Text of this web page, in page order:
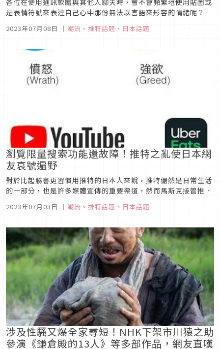
各位在使用通訊軟體與其他人聊天時，會不會頻繁地使用貼圖或
是表情符號來表達自己心中那份無法以言語來形容的情緒呢？
2023年07月08日 ｜ 潮流 、 推特話題 、 日本話題
瀏覽限量搜索功能還故障！推特之亂使日本網
友哀號遍野
對於比起臉書更習慣用推特的日本人來說，推特儼然是日常生活
的一部分，也是許多媒體宣傳的重要渠道，然而馬斯克接管推特
了限制。7月2日凌晨，推特突然出現大量用戶無法讀取推文的狀
訊息，直到馬斯克...
2023年07月03日 ｜ 潮流 、 推特話題 、 日本話題
涉及性騷又爆全家尋短！NHK下架市川猿之助
參演《鎌倉殿的13人》等多部作品，網友直嘆